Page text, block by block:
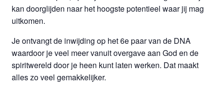
kan doorglijden naar het hoogste potentieel waar jij mag
uitkomen.
Je ontvangt de inwijding op het 6e paar van de DNA
waardoor je veel meer vanuit overgave aan God en de
spiritwereld door je heen kunt laten werken. Dat maakt
alles zo veel gemakkelijker.